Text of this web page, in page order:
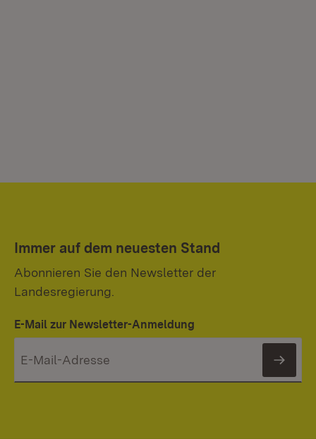
Immer auf dem neuesten Stand
Abonnieren Sie den Newsletter der
Landesregierung.
E-Mail zur Newsletter-Anmeldung